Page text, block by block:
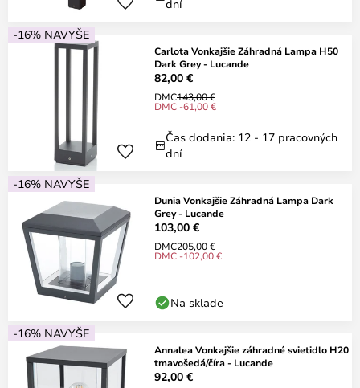
dní
-16% NAVYŠE
Carlota Vonkajšie Záhradná Lampa H50
Dark Grey - Lucande
82,00 €
DMC143,00 €
DMC -61,00 €
Čas dodania: 12 - 17 pracovných
dní
-16% NAVYŠE
Dunia Vonkajšie Záhradná Lampa Dark
Grey - Lucande
103,00 €
DMC205,00 €
DMC -102,00 €
Na sklade
-16% NAVYŠE
Annalea Vonkajšie záhradné svietidlo H20
tmavošedá/číra - Lucande
92,00 €